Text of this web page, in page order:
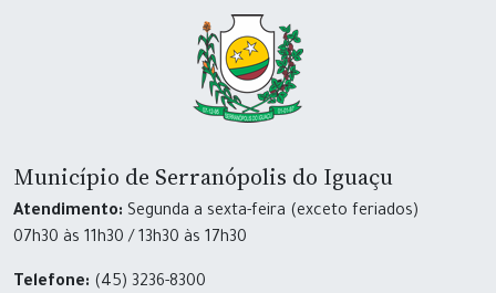
Município de Serranópolis do Iguaçu
Atendimento: Segunda a sexta-feira (exceto feriados)
07h30 às 11h30 / 13h30 às 17h30
Telefone: (45) 3236-8300